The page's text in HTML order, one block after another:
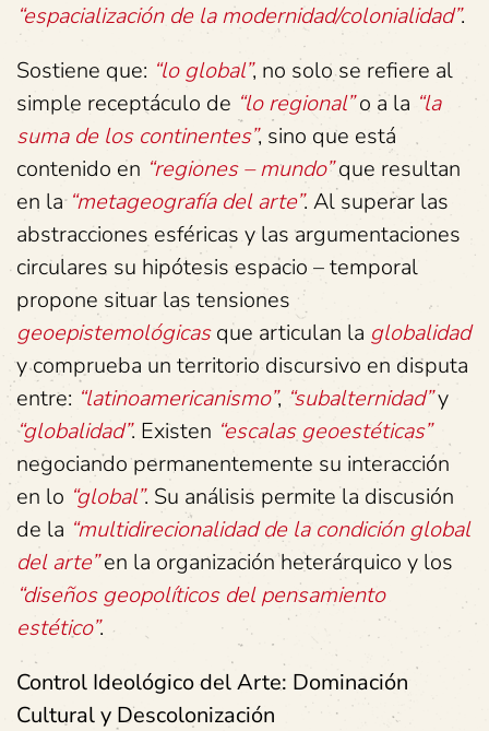
“espacialización de la modernidad/colonialidad”.
Sostiene que: “lo global”, no solo se refiere al
simple receptáculo de “lo regional”o a la “la
suma de los continentes”, sino que está
contenido en “regiones – mundo”que resultan
en la “metageografía del arte”. Al superar las
abstracciones esféricas y las argumentaciones
circulares su hipótesis espacio – temporal
propone situar las tensiones
geoepistemológicasque articulan la globalidad
y comprueba un territorio discursivo en disputa
entre: “latinoamericanismo”, “subalternidad”y
“globalidad”. Existen “escalas geoestéticas”
negociando permanentemente su interacción
en lo “global”. Su análisis permite la discusión
de la “multidirecionalidad de la condición global
del arte”en la organización heterárquico y los
“diseños geopolíticos del pensamiento
estético”.
Control Ideológico del Arte: Dominación
Cultural y Descolonización